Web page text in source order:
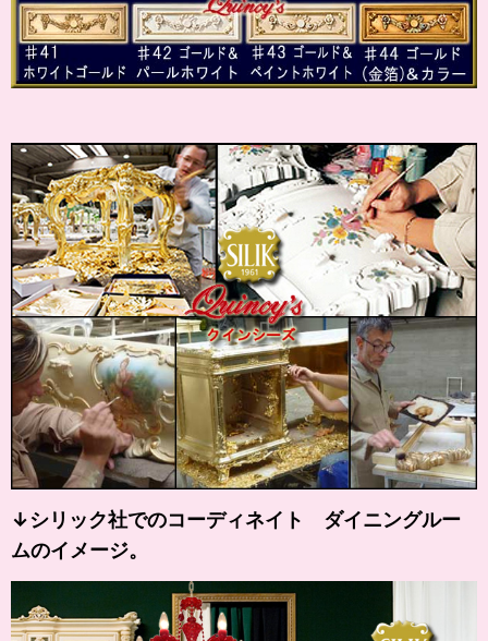
↓シリック社でのコーディネイト ダイニングルー
ムのイメージ。